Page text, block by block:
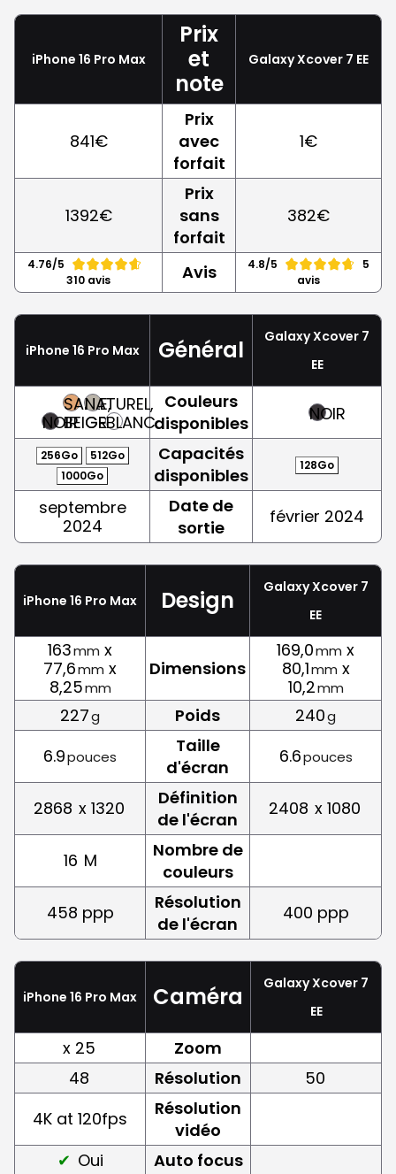
iPhone 16 Pro Max
Prix
et
note
Galaxy Xcover 7 EE
841€
Prix
avec
forfait
1€
1392€
Prix
sans
forfait
382€
4.76/5
310 avis
Avis 4.8/5
5
avis
iPhone 16 Pro Max Général
Galaxy Xcover 7
EE
NOIR
SABLE,
BEIGE
NATUREL,
GRISBLANC
Couleurs
disponibles
NOIR
256Go
512Go
1000Go
Capacités
disponibles
128Go
septembre
2024
Date de
sortie
février 2024
iPhone 16 Pro Max Design
Galaxy Xcover 7
EE
163mm x
77,6mm x
8,25mm
Dimensions
169,0mm x
80,1mm x
10,2mm
227g Poids 240g
6.9pouces
Taille
d'écran
6.6pouces
2868 x 1320
Définition
de l'écran
2408 x 1080
16 M
Nombre de
couleurs
458 ppp
Résolution
de l'écran
400 ppp
iPhone 16 Pro Max Caméra
Galaxy Xcover 7
EE
x 25
Zoom
48
Résolution
50
4K at 120fps
Résolution
vidéo
Oui
Auto focus